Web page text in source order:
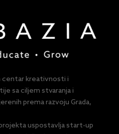
centar kreativnosti i
sa ciljem stvaranja i
prema razvoju Grada,
uspostavlja start-up